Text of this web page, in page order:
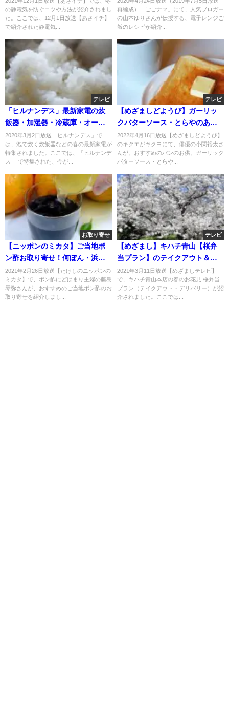
の静電気を防ぐコツや方法が紹介されまし
た。ここでは、12月1日放送【あさイチ】
で紹介された静電気...
再編成）「ごごナマ」にて、人気ブロガー
の山本ゆりさんが伝授する、電子レンジご
飯のレシピが紹介...
テレビ
「ヒルナンデス」最新家電の炊
飯器・加湿器・冷蔵庫・オーブ
ン・電気ケトル？
2020年3月2日放送「ヒルナンデス」で
は、泡で炊く炊飯器などの春の最新家電が
特集されました。ここでは、「ヒルナンデ
ス」 で特集された、今が...
テレビ
【めざましどようび】ガーリッ
クバターソース・とらやのあん
ペーストお取り寄せ！4月16日
2022年4月16日放送【めざましどようび】
のキクエがキクヨにて、俳優の小関裕太さ
んが、おすすめのパンのお供、ガーリック
バターソース・とらや...
お取り寄せ
【ニッポンのミカタ】ご当地ポ
ン酢お取り寄せ！何ぽん・浜守
の塩ぽん・いしりポン酢？
2021年2月26日放送【たけしのニッポンの
ミカタ】で、ポン酢にどはまり主婦の藤島
琴弥さんが、おすすめのご当地ポン酢のお
取り寄せを紹介しまし...
テレビ
【めざまし】キハチ青山【桜弁
当プラン】のテイクアウト＆宅
配！モンブラン SAKURAも！
2021年3月11日放送【めざましテレビ】
で、キハチ青山本店の春のお花見 桜弁当
プラン（テイクアウト・デリバリー）が紹
介されました。ここでは...